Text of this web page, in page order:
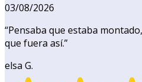
03/08/2026
“Pensaba que estaba
que fuera así.”
elsa G.